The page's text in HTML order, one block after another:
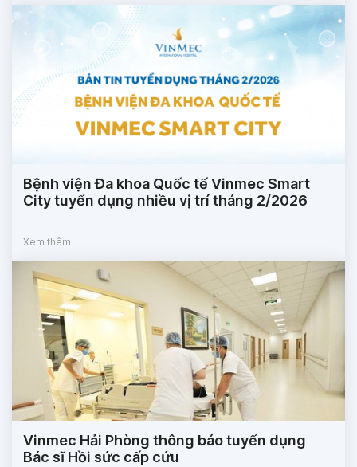
Bệnh viện Đa khoa Quốc tế Vinmec Smart
City tuyển dụng nhiều vị trí tháng 2/2026
Xem thêm
Vinmec Hải Phòng thông báo tuyển dụng
Bác sĩ Hồi sức cấp cứu